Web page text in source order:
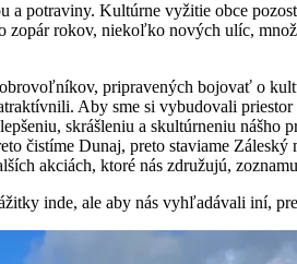
potraviny. Kultúrne vyžitie obce
rokov, niekoľko nových ulíc,
pripravených bojovať o
Aby sme si vybudovali
skrášleniu a skultúrneniu nášho
Dunaj, preto staviame Záleský
akciách, ktoré nás združujú,
inde, ale aby nás vyhľadávali iní,